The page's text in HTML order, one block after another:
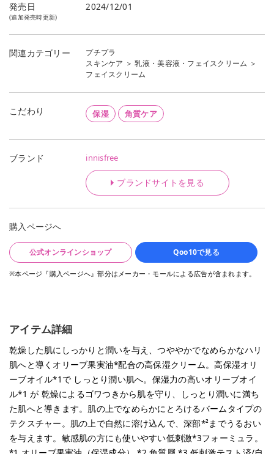
発売日
(追加発売時更新)
2024/12/01
関連カテゴリー
プチプラ
スキンケア ＞乳液・美容液・フェイスクリーム ＞
フェイスクリーム
こだわり 保湿 角質ケア
ブランド innisfree
ブランドサイトを見る
購入ページへ
公式オンラインショップ Qoo10で見る
※本ページ『購入ページへ』部分はメーカー・モールによる広告が含まれます。
アイテム詳細
乾燥した肌にしっかりと潤いを与え、つややかでなめらかなハリ
肌へと導くオリーブ果実油*配合の高保湿クリーム。高保湿オリ
ーブオイル*1で しっとり潤い肌へ。保湿力の高いオリーブオイ
ル*1 が 乾燥によるゴワつきから肌を守り、しっとり潤いに満ち
た肌へと導きます。肌の上でなめらかにとろけるバームタイプの
テクスチャー。肌の上で自然に溶け込んで、深部*²までうるおい
を与えます。敏感肌の方にも使いやすい低刺激*3フォーミュラ。